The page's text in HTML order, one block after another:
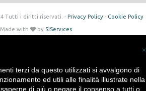
Tutti i diritti riservati. - Privacy Policy- Cookie Policy
Made with by SìServices
×
terzi da questo utilizzati si avvalgono di
ed utili alle finalità illustrate nella
di più o negare il consenso a tutti o